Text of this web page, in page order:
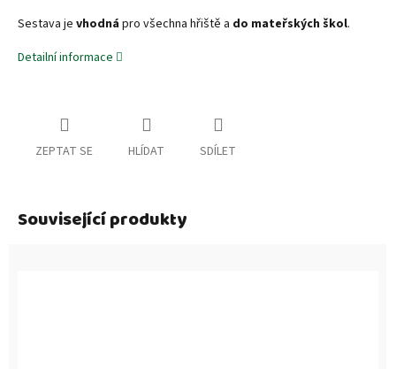
Sestava je vhodná pro všechna hřiště a do mateřských škol.
Detailní informace
ZEPTAT SE HLÍDAT SDÍLET
Související produkty